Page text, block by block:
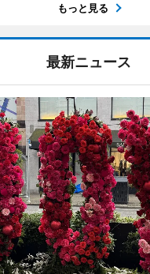
もっと見る
最新ニュース